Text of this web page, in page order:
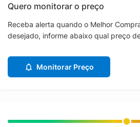
Quero monitorar o preço
Receba alerta quando o Melhor
desejado, informe abaixo qual preço
Monitorar Preço